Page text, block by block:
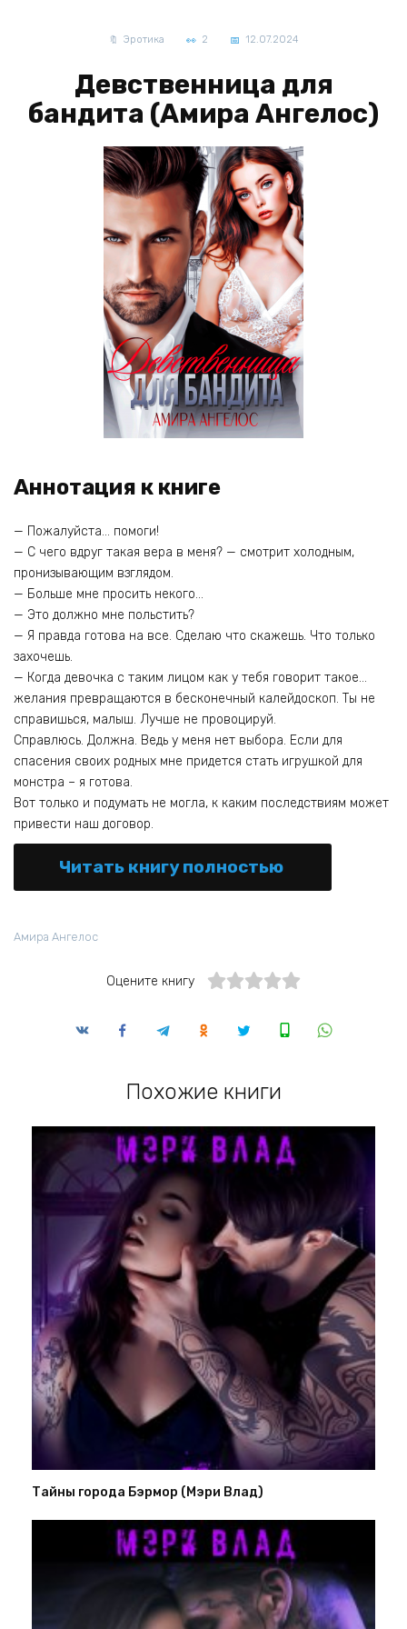
Эротика 2 12.07.2024
Девственница для
бандита (Амира Ангелос)
Аннотация к книге
— Пожалуйста… помоги!
— С чего вдруг такая вера в меня? — смотрит холодным,
пронизывающим взглядом.
— Больше мне просить некого…
— Это должно мне польстить?
— Я правда готова на все. Сделаю что скажешь. Что только
захочешь.
— Когда девочка с таким лицом как у тебя говорит такое…
желания превращаются в бесконечный калейдоскоп. Ты не
справишься, малыш. Лучше не провоцируй.
Справлюсь. Должна. Ведь у меня нет выбора. Если для
спасения своих родных мне придется стать игрушкой для
монстра – я готова.
Вот только и подумать не могла, к каким последствиям может
привести наш договор.
Читать книгу полностью
Амира Ангелос
Оцените книгу
Похожие книги
Тайны города Бэрмор (Мэри Влад)